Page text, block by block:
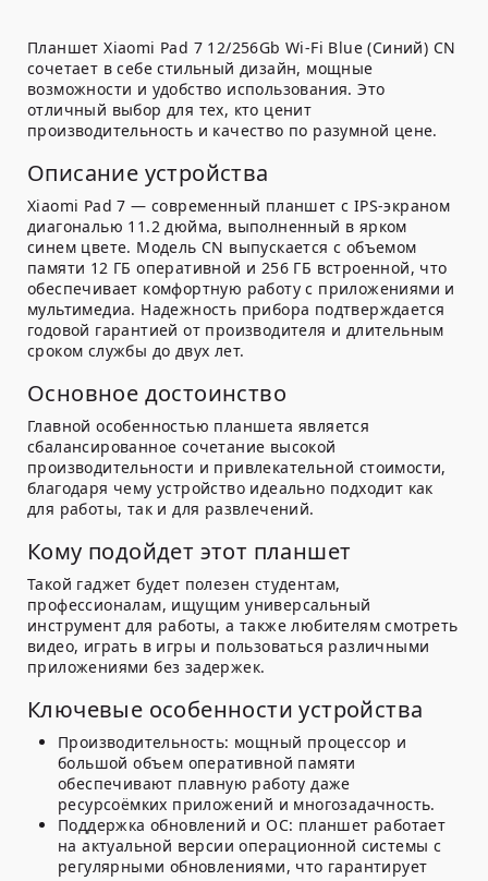
Планшет Xiaomi Pad 7 12/256Gb Wi-Fi Blue (Синий) CN
сочетает в себе стильный дизайн, мощные
возможности и удобство использования. Это
отличный выбор для тех, кто ценит
производительность и качество по разумной цене.
Описание устройства
Xiaomi Pad 7 — современный планшет с IPS-экраном
диагональю 11.2 дюйма, выполненный в ярком
синем цвете. Модель CN выпускается с объемом
памяти 12 ГБ оперативной и 256 ГБ встроенной, что
обеспечивает комфортную работу с приложениями и
мультимедиа. Надежность прибора подтверждается
годовой гарантией от производителя и длительным
сроком службы до двух лет.
Основное достоинство
Главной особенностью планшета является
сбалансированное сочетание высокой
производительности и привлекательной стоимости,
благодаря чему устройство идеально подходит как
для работы, так и для развлечений.
Кому подойдет этот планшет
Такой гаджет будет полезен студентам,
профессионалам, ищущим универсальный
инструмент для работы, а также любителям смотреть
видео, играть в игры и пользоваться различными
приложениями без задержек.
Ключевые особенности устройства
Производительность: мощный процессор и
большой объем оперативной памяти
обеспечивают плавную работу даже
ресурсоёмких приложений и многозадачность.
Поддержка обновлений и ОС: планшет работает
на актуальной версии операционной системы с
регулярными обновлениями, что гарантирует